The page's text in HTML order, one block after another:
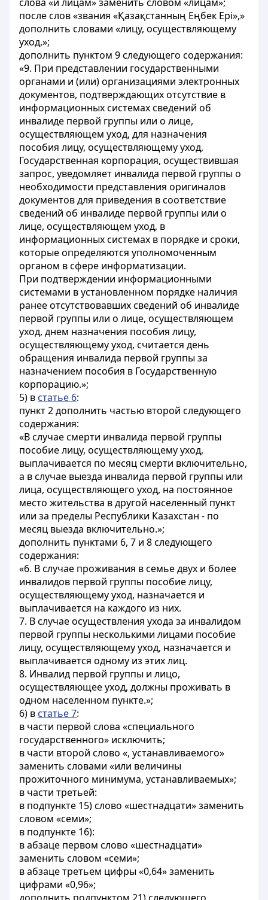
после слов «звания «Қазақстанның Еңбек Ері»,»
дополнить словами «лицу, осуществляющему
уход,»;
дополнить пунктом 9 следующего содержания:
«9. При представлении государственными
органами и (или) организациями электронных
документов, подтверждающих отсутствие в
информационных системах сведений об
инвалиде первой группы или о лице,
осуществляющем уход, для назначения
пособия лицу, осуществляющему уход,
Государственная корпорация, осуществившая
запрос, уведомляет инвалида первой группы о
необходимости представления оригиналов
документов для приведения в соответствие
сведений об инвалиде первой группы или о
лице, осуществляющем уход, в
информационных системах в порядке и сроки,
которые определяются уполномоченным
органом в сфере информатизации.
При подтверждении информационными
системами в установленном порядке наличия
ранее отсутствовавших сведений об инвалиде
первой группы или о лице, осуществляющем
уход, днем назначения пособия лицу,
осуществляющему уход, считается день
обращения инвалида первой группы за
назначением пособия в Государственную
корпорацию.»;
5) в статье 6:
пункт 2 дополнить частью второй следующего
содержания:
«В случае смерти инвалида первой группы
пособие лицу, осуществляющему уход,
выплачивается по месяц смерти включительно,
а в случае выезда инвалида первой группы или
лица, осуществляющего уход, на постоянное
место жительства в другой населенный пункт
или за пределы Республики Казахстан - по
месяц выезда включительно.»;
дополнить пунктами 6, 7 и 8 следующего
содержания:
«6. В случае проживания в семье двух и более
инвалидов первой группы пособие лицу,
осуществляющему уход, назначается и
выплачивается на каждого из них.
7. В случае осуществления ухода за инвалидом
первой группы несколькими лицами пособие
лицу, осуществляющему уход, назначается и
выплачивается одному из этих лиц.
8. Инвалид первой группы и лицо,
осуществляющее уход, должны проживать в
одном населенном пункте.»;
6) в статье 7:
в части первой слова «специального
государственного» исключить;
в части второй слово «, устанавливаемого»
заменить словами «или величины
прожиточного минимума, устанавливаемых»;
в части третьей:
в подпункте 15) слово «шестнадцати» заменить
словом «семи»;
в подпункте 16):
в абзаце первом слово «шестнадцати»
заменить словом «семи»;
в абзаце третьем цифры «0,64» заменить
цифрами «0,96»;